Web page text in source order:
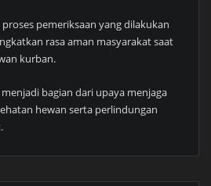
pemeriksaan yang dilakukan
rasa aman masyarakat saat
kurban.
bagian dari upaya menjaga
hewan serta perlindungan